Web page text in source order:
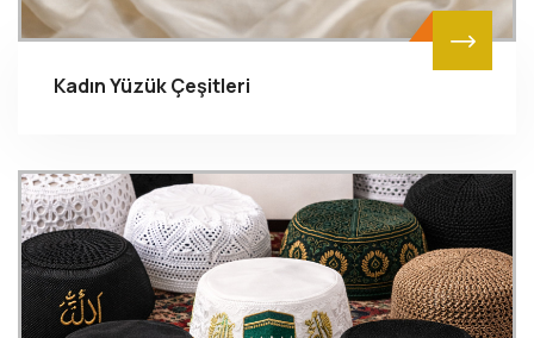
Kadın Yüzük Çeşitleri